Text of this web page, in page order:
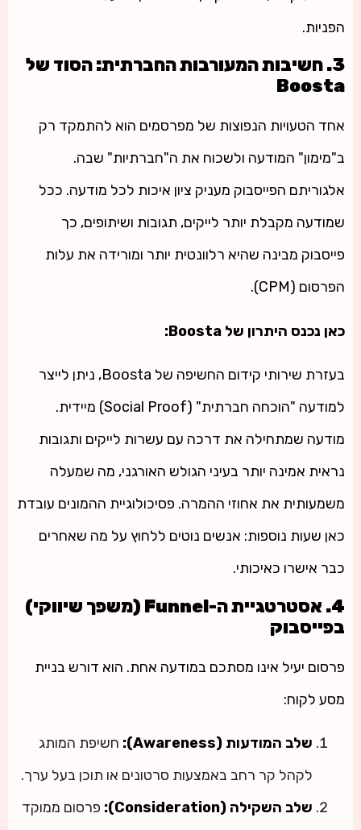
הפניות.
3. חשיבות המעורבות החברתית: הסוד של
Boosta
אחד הטעויות הנפוצות של מפרסמים הוא להתמקד רק
ב"מימון" המודעה ולשכוח את ה"חברתיות" שבה.
אלגוריתם הפייסבוק מעניק ציון איכות לכל מודעה. ככל
שמודעה מקבלת יותר לייקים, תגובות ושיתופים, כך
פייסבוק מבינה שהיא רלוונטית יותר ומורידה את עלות
הפרסום (CPM).
כאן נכנס היתרון של Boosta:
בעזרת שירותי קידום החשיפה של Boosta, ניתן לייצר
למודעה "הוכחה חברתית" (Social Proof) מיידית.
מודעה שמתחילה את דרכה עם עשרות לייקים ותגובות
נראית אמינה יותר בעיני הגולש האורגני, מה שמעלה
משמעותית את אחוזי ההמרה. פסיכולוגיית ההמונים עובדת
כאן שעות נוספות: אנשים נוטים ללחוץ על מה שאחרים
כבר אישרו כאיכותי.
4. אסטרטגיית ה-Funnel (משפך שיווקי)
בפייסבוק
פרסום יעיל אינו מסתכם במודעה אחת. הוא דורש בניית
מסע לקוח:
שלב המודעות (Awareness):
חשיפת המותג
לקהל קר רחב באמצעות סרטונים או תוכן בעל ערך.
שלב השקילה (Consideration):
פרסום ממוקד